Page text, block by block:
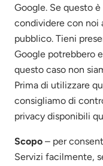
Google. Se questo
condividere con noi
pubblico. Tieni
Google potrebbero
questo caso non
Prima di utilizzare
consigliamo di
privacy disponibili
Scopo – per
Servizi facilmente,